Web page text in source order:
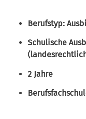
Berufstyp:
Schulische
2 Jahre